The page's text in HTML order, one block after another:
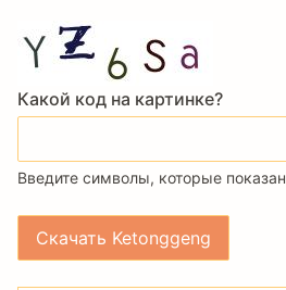
Какой код на картинке?
Введите символы, которые